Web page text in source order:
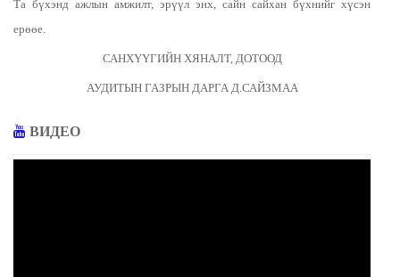
Та бүхэнд ажлын амжилт, эрүүл энх, сайн сайхан бүхнийг хүсэн
ерөөе.
САНХҮҮГИЙН ХЯНАЛТ, ДОТООД
АУДИТЫН ГАЗРЫН ДАРГА Д.САЙЗМАА
ВИДЕО